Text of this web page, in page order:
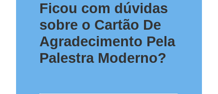
Ficou com dúvidas
sobre o Cartão De
Agradecimento Pela
Palestra Moderno?